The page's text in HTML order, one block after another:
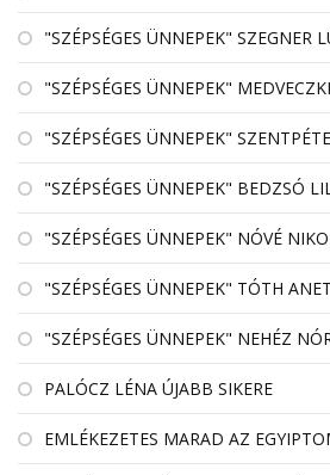
"SZÉPSÉGES ÜNNEPEK" SZEGNER
"SZÉPSÉGES ÜNNEPEK"
"SZÉPSÉGES ÜNNEPEK"
"SZÉPSÉGES ÜNNEPEK" BEDZSÓ
"SZÉPSÉGES ÜNNEPEK" NÓVÉ
"SZÉPSÉGES ÜNNEPEK" TÓTH
"SZÉPSÉGES ÜNNEPEK" NEHÉZ
PALÓCZ LÉNA ÚJABB SIKERE
EMLÉKEZETES MARAD AZ